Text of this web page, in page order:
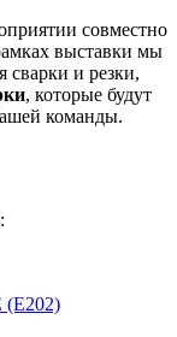
совместно
выставки мы
сварки и резки,
, которые будут
команды.
:
(E202)